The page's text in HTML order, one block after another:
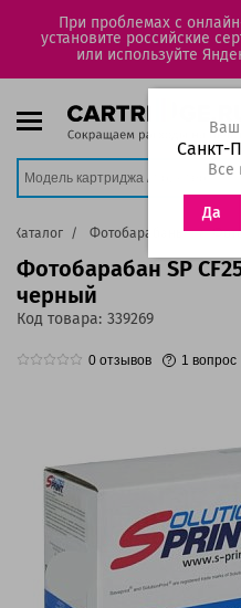
При проблемах с
установите российские
или используйте
Ваш
Санкт-
Все
Да
Каталог Фотобарабаны
Фотобарабан SP
черный
Код товара: 339269
0 отзывов 1 вопрос